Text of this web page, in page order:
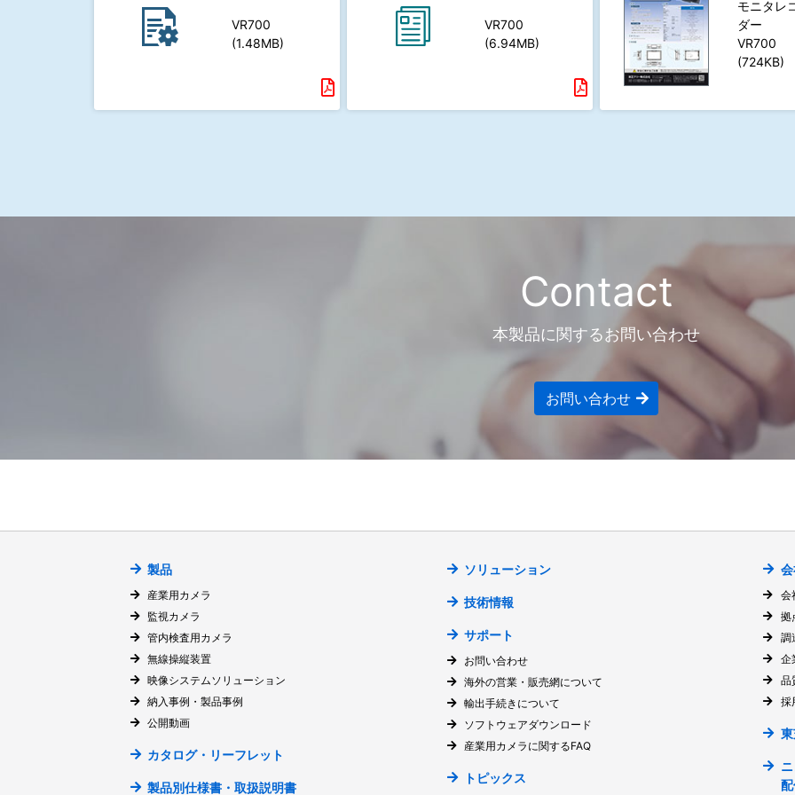
VR700
(1.48MB)
VR700
(6.94MB)
モニタレ
ダー
VR700
(724KB)
Contact
本製品に関するお問い合わせ
お問い合わせ
製品
産業用カメラ
監視カメラ
管内検査用カメラ
無線操縦装置
映像システムソリューション
納入事例・製品事例
公開動画
カタログ・リーフレット
製品別仕様書・取扱説明書
ソリューション
技術情報
サポート
お問い合わせ
海外の営業・販売網について
輸出手続きについて
ソフトウェアダウンロード
産業用カメラに関するFAQ
トピックス
会
拠
調
企
品
採